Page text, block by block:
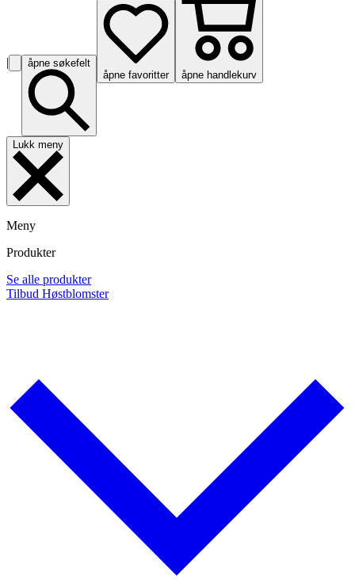
|
åpne søkefelt
åpne favoritter
åpne handlekurv
Lukk meny
Meny
Produkter
Se alle produkter
Tilbud Høstblomster